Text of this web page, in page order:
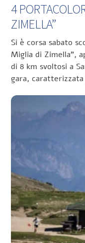
4
ZIMELLA”
Si è corsa sabato
Miglia di Zimella”,
di 8 km svoltosi a
gara,